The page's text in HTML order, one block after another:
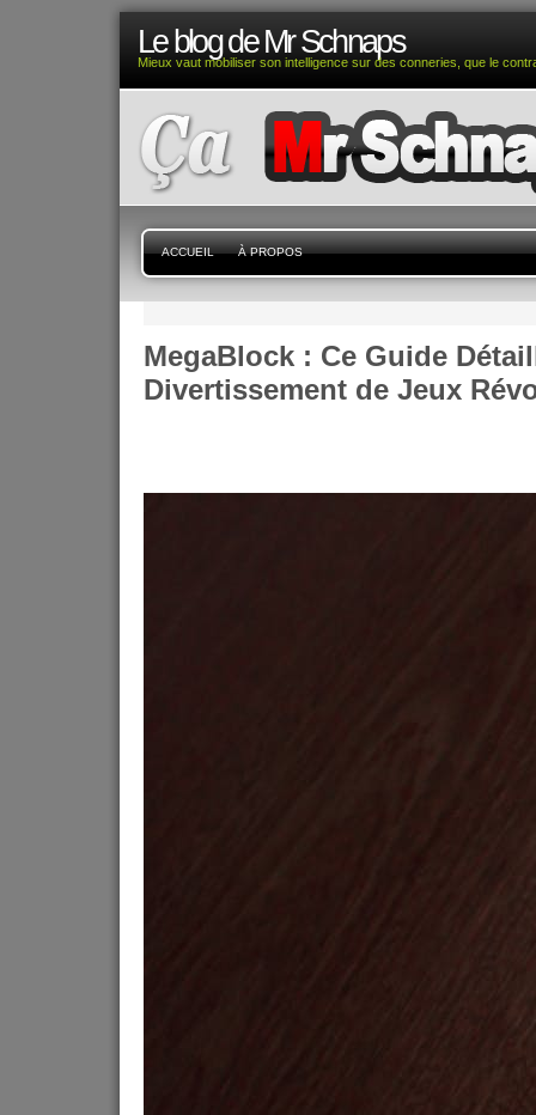
Le blog de Mr Schnaps
Mieux vaut mobiliser son intelligence sur des conneries, que le
ACCUEIL À PROPOS
MegaBlock : Ce Guide
Divertissement de Jeux